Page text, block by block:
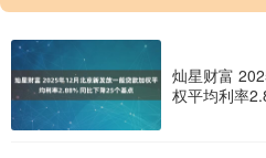
灿星财富
权平均利率